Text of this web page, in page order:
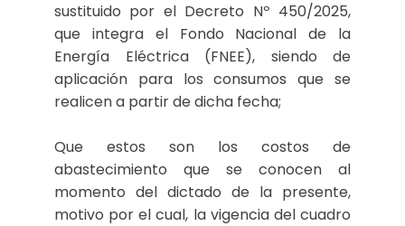
sustituido por el Decreto Nº 450/2025,
que integra el Fondo Nacional de la
Energía Eléctrica (FNEE), siendo de
aplicación para los consumos que se
realicen a partir de dicha fecha;
Que estos son los costos de
abastecimiento que se conocen al
momento del dictado de la presente,
motivo por el cual, la vigencia del cuadro